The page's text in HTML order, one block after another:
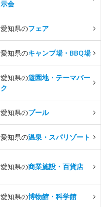
示会
愛知県のフェア
愛知県のキャンプ場・BBQ場
愛知県の遊園地・テーマパー
ク
愛知県のプール
愛知県の温泉・スパリゾート
愛知県の商業施設・百貨店
愛知県の博物館・科学館